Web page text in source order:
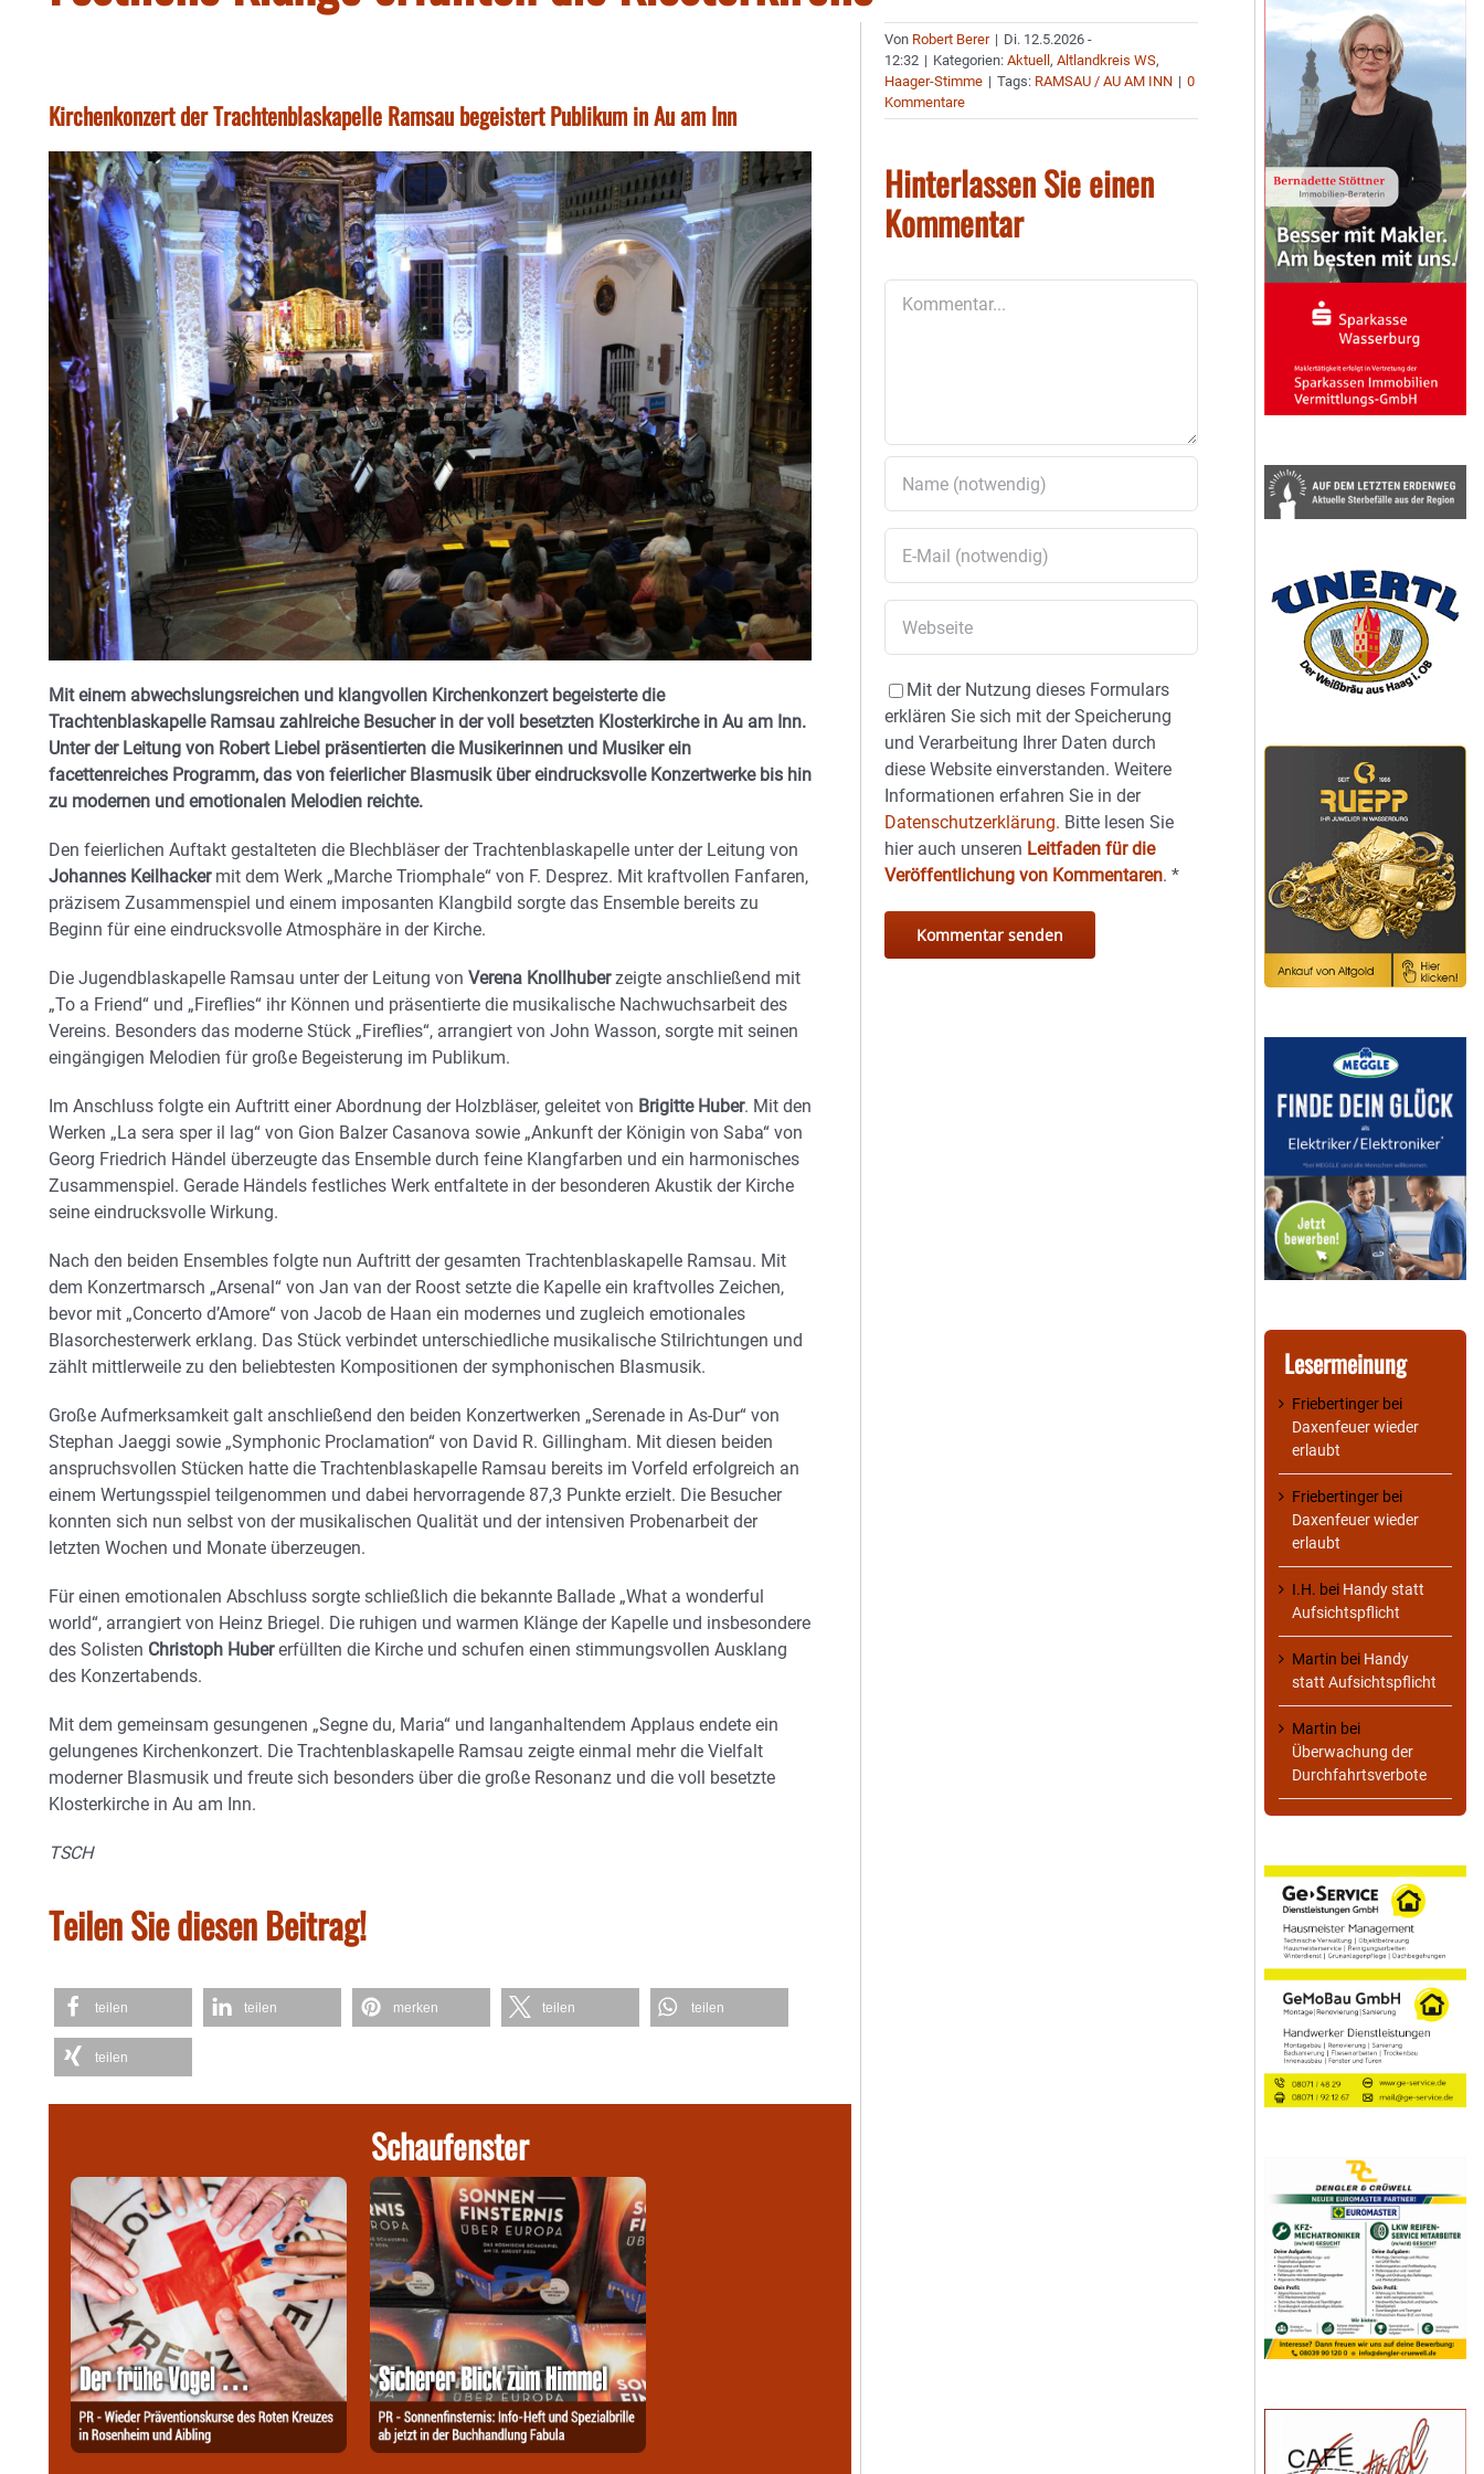
Kirchenkonzert der Trachtenblaskapelle Ramsau begeistert Publikum in Au am Inn
Mit einem abwechslungsreichen und klangvollen Kirchenkonzert begeisterte die
Trachtenblaskapelle Ramsau zahlreiche Besucher in der voll besetzten Klosterkirche in Au am Inn.
Unter der Leitung von Robert Liebel präsentierten die Musikerinnen und Musiker ein
facettenreiches Programm, das von feierlicher Blasmusik über eindrucksvolle Konzertwerke bis hin
zu modernen und emotionalen Melodien reichte.
Den feierlichen Auftakt gestalteten die Blechbläser der Trachtenblaskapelle unter der Leitung von
Johannes Keilhackermit dem Werk „Marche Triomphale“ von F. Desprez. Mit kraftvollen Fanfaren,
präzisem Zusammenspiel und einem imposanten Klangbild sorgte das Ensemble bereits zu
Beginn für eine eindrucksvolle Atmosphäre in der Kirche.
Die Jugendblaskapelle Ramsau unter der Leitung von Verena Knollhuberzeigte anschließend mit
„To a Friend“ und „Fireflies“ ihr Können und präsentierte die musikalische Nachwuchsarbeit des
Vereins. Besonders das moderne Stück „Fireflies“, arrangiert von John Wasson, sorgte mit seinen
eingängigen Melodien für große Begeisterung im Publikum.
Im Anschluss folgte ein Auftritt einer Abordnung der Holzbläser, geleitet von Brigitte Huber. Mit den
Werken „La sera sper il lag“ von Gion Balzer Casanova sowie „Ankunft der Königin von Saba“ von
Georg Friedrich Händel überzeugte das Ensemble durch feine Klangfarben und ein harmonisches
Zusammenspiel. Gerade Händels festliches Werk entfaltete in der besonderen Akustik der Kirche
seine eindrucksvolle Wirkung.
Nach den beiden Ensembles folgte nun Auftritt der gesamten Trachtenblaskapelle Ramsau. Mit
dem Konzertmarsch „Arsenal“ von Jan van der Roost setzte die Kapelle ein kraftvolles Zeichen,
bevor mit „Concerto d’Amore“ von Jacob de Haan ein modernes und zugleich emotionales
Blasorchesterwerk erklang. Das Stück verbindet unterschiedliche musikalische Stilrichtungen und
zählt mittlerweile zu den beliebtesten Kompositionen der symphonischen Blasmusik.
Große Aufmerksamkeit galt anschließend den beiden Konzertwerken „Serenade in As-Dur“ von
Stephan Jaeggi sowie „Symphonic Proclamation“ von David R. Gillingham. Mit diesen beiden
anspruchsvollen Stücken hatte die Trachtenblaskapelle Ramsau bereits im Vorfeld erfolgreich an
einem Wertungsspiel teilgenommen und dabei hervorragende 87,3 Punkte erzielt. Die Besucher
konnten sich nun selbst von der musikalischen Qualität und der intensiven Probenarbeit der
letzten Wochen und Monate überzeugen.
Für einen emotionalen Abschluss sorgte schließlich die bekannte Ballade „What a wonderful
world“, arrangiert von Heinz Briegel. Die ruhigen und warmen Klänge der Kapelle und insbesondere
des Solisten Christoph Hubererfüllten die Kirche und schufen einen stimmungsvollen Ausklang
des Konzertabends.
Mit dem gemeinsam gesungenen „Segne du, Maria“ und langanhaltendem Applaus endete ein
gelungenes Kirchenkonzert. Die Trachtenblaskapelle Ramsau zeigte einmal mehr die Vielfalt
moderner Blasmusik und freute sich besonders über die große Resonanz und die voll besetzte
Klosterkirche in Au am Inn.
TSCH
Teilen Sie diesen Beitrag!
teilen teilen merken teilen teilen
teilen
Schaufenster
Von Robert Berer | Di. 12.5.2026 -
12:32 | Kategorien:Aktuell,Altlandkreis WS,
Haager-Stimme | Tags: RAMSAU / AU AM INN | 0
Kommentare
Hinterlassen Sie einen
Kommentar
Mit der Nutzung dieses Formulars
erklären Sie sich mit der Speicherung
und Verarbeitung Ihrer Daten durch
diese Website einverstanden. Weitere
Informationen erfahren Sie in der
Datenschutzerklärung. Bitte lesen Sie
hier auch unseren Leitfaden für die
Veröffentlichung von Kommentaren.*
Lesermeinung
Friebertinger bei
Daxenfeuer wieder
erlaubt
Friebertinger bei
Daxenfeuer wieder
erlaubt
I.H. bei Handy statt
Aufsichtspflicht
Martin bei Handy
statt Aufsichtspflicht
Martin bei
Überwachung der
Durchfahrtsverbote